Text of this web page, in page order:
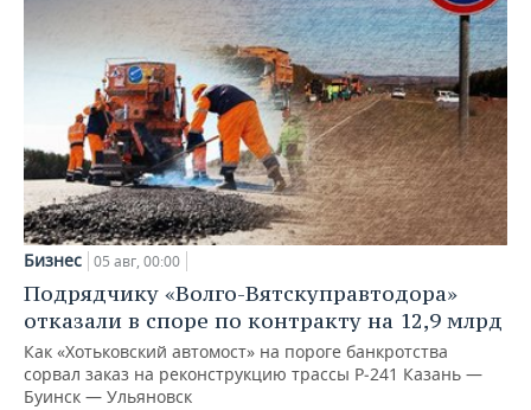
Бизнес 05 авг, 00:00
Подрядчику «Волго-Вятскуправтодора»
отказали в споре по контракту на 12,9 млрд
Как «Хотьковский автомост» на пороге банкротства
сорвал заказ на реконструкцию трассы Р‑241 Казань —
Буинск — Ульяновск